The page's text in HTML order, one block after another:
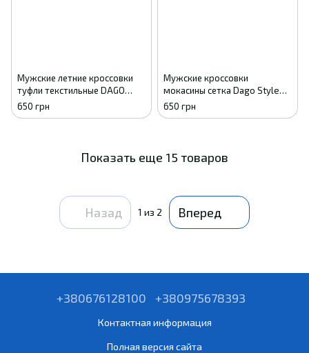
Мужские летние кроссовки
туфли текстильные DAGO
черные комфорт 41
650 грн
Мужские кроссовки
мокасины сетка Dago Style
бежевые летние 41
650 грн
Показать еще 15 товаров
Назад 1 из 2 Вперед
+380676128100 +380975678393
Контактная информация
Полная версия сайта